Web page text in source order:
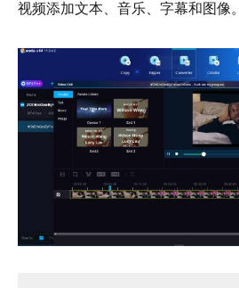
视频添加文本、音乐、字幕和图像。